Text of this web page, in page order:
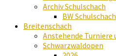
Archiv Schulschach
BW Schulschach
Breitenschach
Anstehende
Schwarzwaldopen